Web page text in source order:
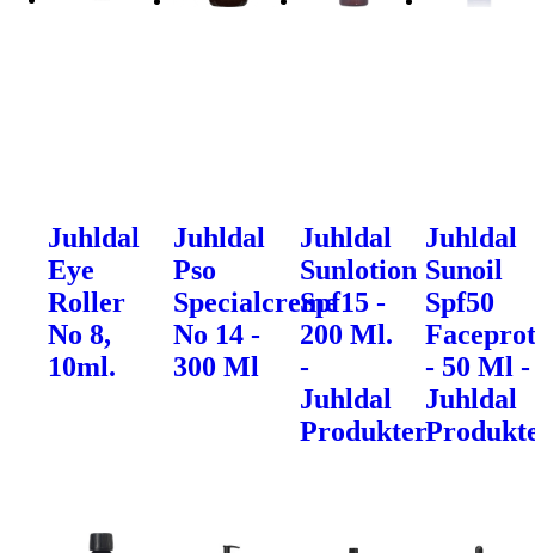
Juhldal
Eye
Roller
No 8,
10ml.
Juhldal
Pso
Specialcreme
No 14 -
300 Ml
Juhldal
Sunlotion
Spf15 -
200 Ml.
-
Juhldal
Produkter
Juhldal
Sunoil
Spf50
- 50 Ml -
Juhldal